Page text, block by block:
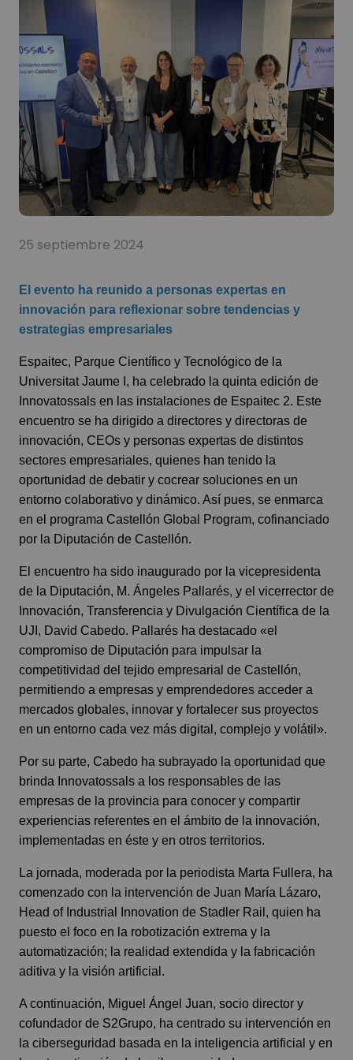
25 septiembre 2024
El evento ha reunido a personas expertas en
innovación para reflexionar sobre tendencias y
estrategias empresariales
Espaitec, Parque Científico y Tecnológico de la
Universitat Jaume I , ha celebrado la quinta edición de
Innovatossals en las instalaciones de Espaitec 2. Este
encuentro se ha dirigido a directores y directoras de
innovación, CEOs y personas expertas de distintos
sectores empresariales, quienes han tenido la
oportunidad de debatir y cocrear soluciones en un
entorno colaborativo y dinámico. Así pues, se enmarca
en el programa Castellón Global Program, cofinanciado
por la Diputación de Castellón.
El encuentro ha sido inaugurado por la vicepresidenta
de la Diputación, M. Ángeles Pallarés, y el vicerrector de
Innovación, Transferencia y Divulgación Científica de la
UJI, David Cabedo. Pallarés ha destacado «el
compromiso de Diputación para impulsar la
competitividad del tejido empresarial de Castellón,
permitiendo a empresas y emprendedores acceder a
mercados globales, innovar y fortalecer sus proyectos
en un entorno cada vez más digital, complejo y volátil».
Por su parte, Cabedo ha subrayado la oportunidad que
brinda Innovatossals a los responsables de las
empresas de la provincia para conocer y compartir
experiencias referentes en el ámbito de la innovación,
implementadas en éste y en otros territorios.
La jornada, moderada por la periodista Marta Fullera, ha
comenzado con la intervención de Juan María Lázaro,
Head of Industrial Innovation de Stadler Rail , quien ha
puesto el foco en la robotización extrema y la
automatización; la realidad extendida y la fabricación
aditiva y la visión artificial.
A continuación, Miguel Ángel Juan, socio director y
cofundador de S2Grupo, ha centrado su intervención en
la ciberseguridad basada en la inteligencia artificial y en